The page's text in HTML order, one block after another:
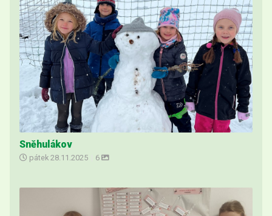
Sněhulákov
pátek 28.11.2025 6